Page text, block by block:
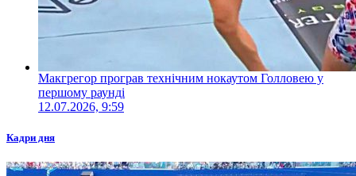
Макгрегор програв технічним нокаутом Голловею у
першому раунді
12.07.2026, 9:59
Кадри дня